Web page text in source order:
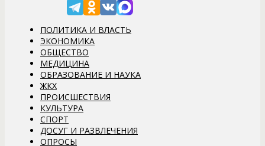
ПОЛИТИКА И ВЛАСТЬ
ЭКОНОМИКА
ОБЩЕСТВО
МЕДИЦИНА
ОБРАЗОВАНИЕ И НАУКА
ЖКХ
ПРОИСШЕСТВИЯ
КУЛЬТУРА
СПОРТ
ДОСУГ И РАЗВЛЕЧЕНИЯ
ОПРОСЫ